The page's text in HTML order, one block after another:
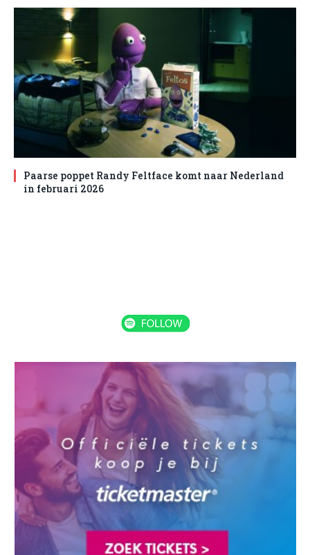
Paarse poppet Randy Feltface komt naar Nederland
in februari 2026